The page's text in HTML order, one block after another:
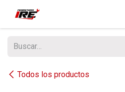
Todos los productos